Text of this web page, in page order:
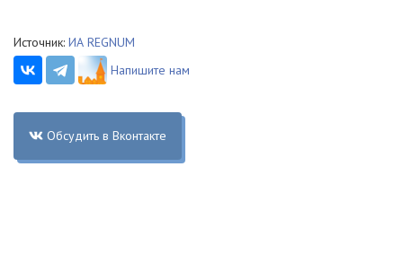
Источник: ИА REGNUM
Напишите нам
Обсудить в Вконтакте